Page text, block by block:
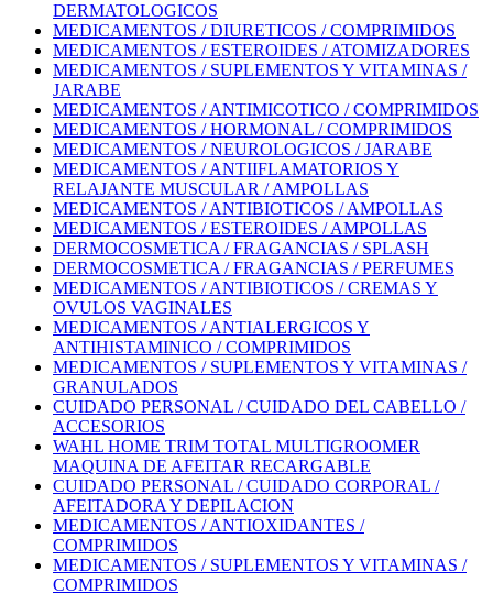
DERMATOLOGICOS
MEDICAMENTOS / DIURETICOS / COMPRIMIDOS
MEDICAMENTOS / ESTEROIDES / ATOMIZADORES
MEDICAMENTOS / SUPLEMENTOS Y VITAMINAS /
JARABE
MEDICAMENTOS / ANTIMICOTICO / COMPRIMIDOS
MEDICAMENTOS / HORMONAL / COMPRIMIDOS
MEDICAMENTOS / NEUROLOGICOS / JARABE
MEDICAMENTOS / ANTIIFLAMATORIOS Y
RELAJANTE MUSCULAR / AMPOLLAS
MEDICAMENTOS / ANTIBIOTICOS / AMPOLLAS
MEDICAMENTOS / ESTEROIDES / AMPOLLAS
DERMOCOSMETICA / FRAGANCIAS / SPLASH
DERMOCOSMETICA / FRAGANCIAS / PERFUMES
MEDICAMENTOS / ANTIBIOTICOS / CREMAS Y
OVULOS VAGINALES
MEDICAMENTOS / ANTIALERGICOS Y
ANTIHISTAMINICO / COMPRIMIDOS
MEDICAMENTOS / SUPLEMENTOS Y VITAMINAS /
GRANULADOS
CUIDADO PERSONAL / CUIDADO DEL CABELLO /
ACCESORIOS
WAHL HOME TRIM TOTAL MULTIGROOMER
MAQUINA DE AFEITAR RECARGABLE
CUIDADO PERSONAL / CUIDADO CORPORAL /
AFEITADORA Y DEPILACION
MEDICAMENTOS / ANTIOXIDANTES /
COMPRIMIDOS
MEDICAMENTOS / SUPLEMENTOS Y VITAMINAS /
COMPRIMIDOS